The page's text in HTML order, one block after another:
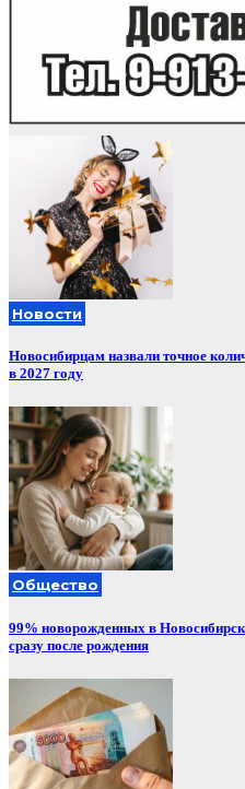
Новости
Новосибирцам назвали точное
в 2027 году
Общество
99% новорожденных в
сразу после рождения